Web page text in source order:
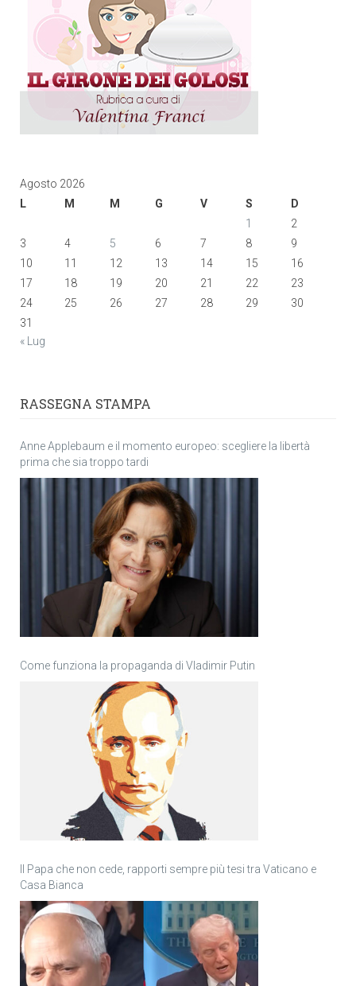
Agosto 2026
L
M M G V S
D
1
2
3
4 5 6 7 8
9
10
11 12 13 14 15
16
17
18 19 20 21 22
23
24
25 26 27 28 29
30
31
« Lug
RASSEGNA STAMPA
Anne Applebaum e il momento europeo: scegliere la libertà
prima che sia troppo tardi
Come funziona la propaganda di Vladimir Putin
Il Papa che non cede, rapporti sempre più tesi tra Vaticano e
Casa Bianca